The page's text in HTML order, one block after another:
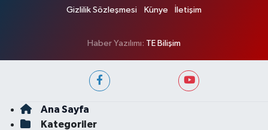
Gizlilik Sözleşmesi Künye İletişim
Haber Yazılımı: TE Bilişim
Ana Sayfa
Kategoriler